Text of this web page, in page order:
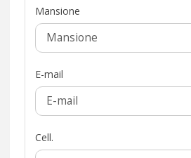
Mansione
E-mail
Cell.